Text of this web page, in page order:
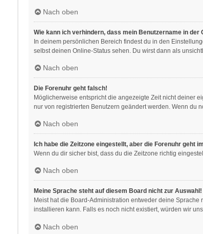
Nach oben
Wie kann ich verhindern, dass mein Benutzername in der
In deinem persönlichen Bereich findest du in den
selbst deinen Online-Status sehen. Du wirst dann als
Nach oben
Die Forenuhr geht falsch!
Möglicherweise entspricht die angezeigte Zeit nicht deiner
nur von registrierten Benutzern geändert werden. Wenn du
Nach oben
Ich habe die Zeitzone eingestellt, aber die Forenuhr geht
Wenn du dir sicher bist, dass du die Zeitzone richtig
Nach oben
Meine Sprache steht auf diesem Board nicht zur Auswahl!
Meist hat die Board-Administration entweder deine
installieren kann. Falls es noch nicht existiert, würden wir
Nach oben